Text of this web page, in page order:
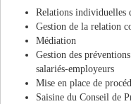
Relations individuelles
Gestion de la relation
Médiation
Gestion des
salariés-employeurs
Mise en place de
Saisine du Conseil de